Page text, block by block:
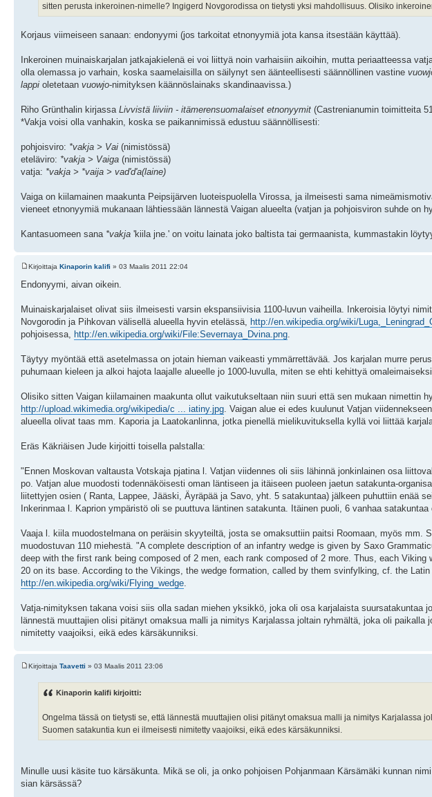
sitten perusta inkeroinen-nimelle? Ingigerd Novgorodissa on tietysti yksi mahdollisuus. Olisiko
Korjaus viimeiseen sanaan: endonyymi (jos tarkoitat etnonyymiä jota kansa itsestään käyttää).
Inkeroinen muinaiskarjalan jatkajakielenä ei voi liittyä noin varhaisiin aikoihin, mutta periaatteessa
olla olemassa jo varhain, koska saamelaisilla on säilynyt sen äänteellisesti säännöllinen vastine
lappi oletetaan vuowjo-nimityksen käännöslainaks skandinaavissa.)
Riho Grünthalin kirjassa Livvistä liiviin - itämerensuomalaiset etnonyymit (Castrenianumin toimitteita
*Vakja voisi olla vanhakin, koska se paikannimissä edustuu säännöllisesti:
pohjoisviro: *vakja > Vai (nimistössä)
eteläviro: *vakja > Vaiga (nimistössä)
vatja: *vakja > *vaija > vad'd'a(laine)
Vaiga on kiilamainen maakunta Peipsijärven luoteispuolella Virossa, ja ilmeisesti sama
vieneet etnonyymiä mukanaan lähtiessään lännestä Vaigan alueelta (vatjan ja pohjoisviron suhde on
Kantasuomeen sana *vakja 'kiila jne.' on voitu lainata joko baltista tai germaanista, kummastakin
Kirjoittaja Kinaporin kalifi » 03 Maalis 2011 22:04
Endonyymi, aivan oikein.
Muinaiskarjalaiset olivat siis ilmeisesti varsin ekspansiivisia 1100-luvun vaiheilla. Inkeroisia löytyi
Novgorodin ja Pihkovan välisellä alueella hyvin etelässä, http://en.wikipedia.org/wiki/
pohjoisessa, http://en.wikipedia.org/wiki/File:Severnaya_Dvina.png.
Täytyy myöntää että asetelmassa on jotain hieman vaikeasti ymmärrettävää. Jos karjalan murre
puhumaan kieleen ja alkoi hajota laajalle alueelle jo 1000-luvulla, miten se ehti kehittyä
Olisiko sitten Vaigan kiilamainen maakunta ollut vaikutukseltaan niin suuri että sen mukaan nimettin
http://upload.wikimedia.org/wikipedia/c ... iatiny.jpg. Vaigan alue ei edes kuulunut Vatjan
alueella olivat taas mm. Kaporia ja Laatokanlinna, jotka pienellä mielikuvituksella kyllä voi liittää
Eräs Käkriäisen Jude kirjoitti toisella palstalla:
"Ennen Moskovan valtausta Votskaja pjatina l. Vatjan viidennes oli siis lähinnä jonkinlainen osa
po. Vatjan alue muodosti todennäköisesti oman läntiseen ja itäiseen puoleen jaetun satakunta-
liitettyjen osien ( Ranta, Lappee, Jääski, Äyräpää ja Savo, yht. 5 satakuntaa) jälkeen puhuttiin enää
Inkerinmaa l. Kaprion ympäristö oli se puuttuva läntinen satakunta. Itäinen puoli, 6 vanhaa satakuntaa
Vaaja l. kiila muodostelmana on peräisin skyyteiltä, josta se omaksuttiin paitsi Roomaan, myös mm.
muodostuvan 110 miehestä. "A complete description of an infantry wedge is given by Saxo
deep with the first rank being composed of 2 men, each rank composed of 2 more. Thus, each
20 on its base. According to the Vikings, the wedge formation, called by them svinfylking, cf. the
http://en.wikipedia.org/wiki/Flying_wedge.
Vatja-nimityksen takana voisi siis olla sadan miehen yksikkö, joka oli osa karjalaista suursatakuntaa
lännestä muuttajien olisi pitänyt omaksua malli ja nimitys Karjalassa joltain ryhmältä, joka oli
nimitetty vaajoiksi, eikä edes kärsäkunniksi.
Kirjoittaja Taavetti » 03 Maalis 2011 23:06
Kinaporin kalifi kirjoitti:
Ongelma tässä on tietysti se, että lännestä muuttajien olisi pitänyt omaksua malli ja nimitys Karjalassa
Suomen satakuntia kun ei ilmeisesti nimitetty vaajoiksi, eikä edes kärsäkunniksi.
Minulle uusi käsite tuo kärsäkunta. Mikä se oli, ja onko pohjoisen Pohjanmaan Kärsämäki kunnan
sian kärsässä?